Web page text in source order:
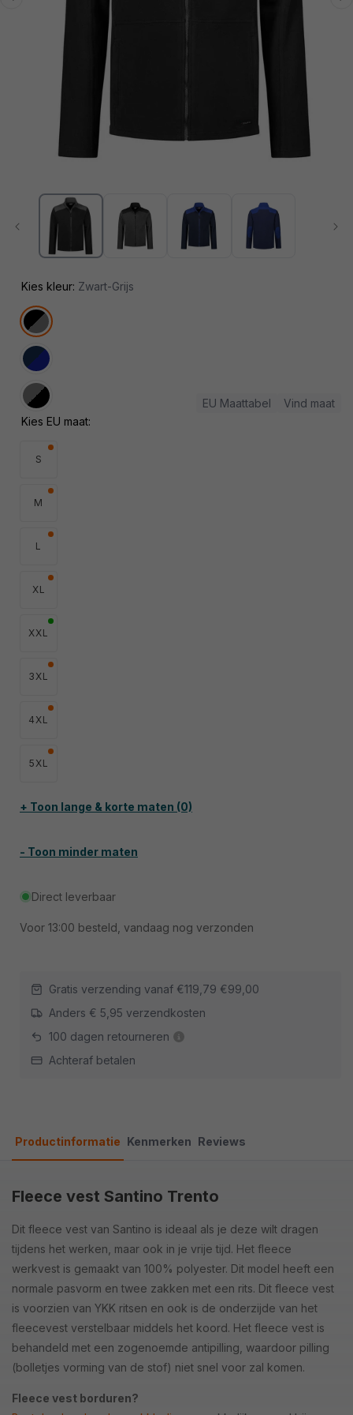
openen
modaal
Kies EU maat:
EU Maattabel Vind maat
S
M
L
XL
XXL
3XL
4XL
5XL
Kies kleur: Zwart-Grijs
Variant
uitverkocht
of
niet
beschikbaar
Variant
uitverkocht
of
niet
beschikbaar
Variant
uitverkocht
of
beschikbaar
+ Toon lange & korte maten (0)
- Toon minder maten
Direct leverbaar
Voor 13:00 besteld, vandaag nog verzonden
Gratis verzending vanaf €119,79 €99,00
Anders € 5,95 verzendkosten
100 dagen retourneren
Achteraf betalen
Productinformatie Kenmerken Reviews
Fleece vest Santino Trento
Dit fleece vest van Santino is ideaal als je deze wilt dragen
tijdens het werken, maar ook in je vrije tijd. Het fleece
werkvest is gemaakt van 100% polyester. Dit model heeft een
normale pasvorm en twee zakken met een rits. Dit fleece vest
is voorzien van YKK ritsen en ook is de onderzijde van het
fleecevest verstelbaar middels het koord. Het fleece vest is
behandeld met een zogenoemde antipilling, waardoor pilling
(bolletjes vorming van de stof) niet snel voor zal komen.
Fleece vest borduren?